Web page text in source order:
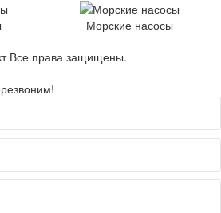
Морские насосы
Все права защищены.